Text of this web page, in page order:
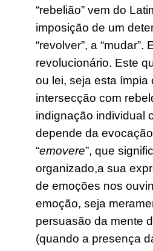
“rebelião” vem do
imposição de um
“revolver”, a
revolucionário. Este
ou lei, seja esta ímpia
intersecção com
indignação individual
depende da
“emovere”, que
organizado,a sua
de emoções nos
emoção, seja
persuasão da mente
(quando a presença